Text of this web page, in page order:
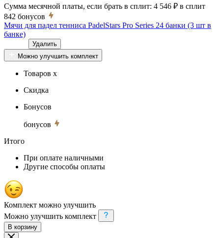
Сумма месячной платы, если брать в сплит: 4 546 ₽ в сплит
842 бонусов
Мячи для падел тенниса PadelStars Pro Series 24 банки (3 шт в
банке)
Удалить
Можно улучшить комплект
Товаров x
Скидка
Бонусов
бонусов
Итого
При оплате наличными
Другие способы оплаты
Комплект можно улучшить
Можно улучшить комплект
В корзину